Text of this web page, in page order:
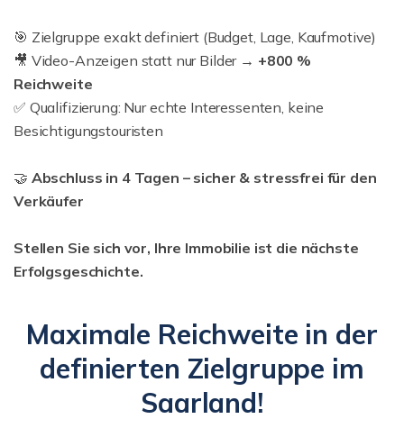
🎯 Zielgruppe exakt definiert (Budget, Lage, Kaufmotive)
🎥 Video-Anzeigen statt nur Bilder → +800 %
Reichweite
✅ Qualifizierung: Nur echte Interessenten, keine
Besichtigungstouristen
🤝 Abschluss in 4 Tagen – sicher & stressfrei für den
Verkäufer
Stellen Sie sich vor, Ihre Immobilie ist die nächste
Erfolgsgeschichte.
Maximale Reichweite in der
definierten Zielgruppe im
Saarland!